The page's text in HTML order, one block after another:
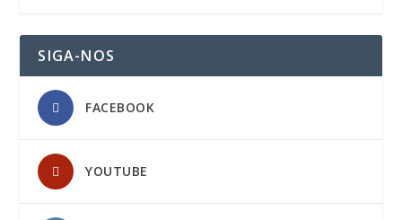
SIGA-NOS
FACEBOOK
YOUTUBE